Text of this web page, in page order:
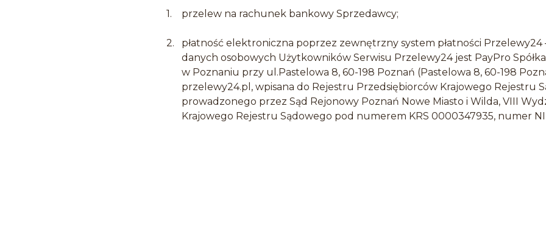
przelew na rachunek bankowy Sprzedawcy;
płatność elektroniczna poprzez zewnętrzny system płatności
danych osobowych Użytkowników Serwisu Przelewy24 jest PayPro
w Poznaniu przy ul.Pastelowa 8, 60-198 Poznań (Pastelowa 8, 60-198
przelewy24.pl, wpisana do Rejestru Przedsiębiorców Krajowego Rejestru
prowadzonego przez Sąd Rejonowy Poznań Nowe Miasto i Wilda, VIII
Krajowego Rejestru Sądowego pod numerem KRS 0000347935, numer